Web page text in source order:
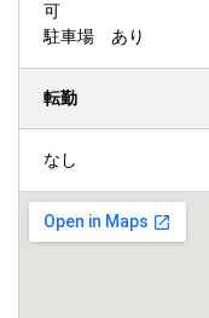
可
駐車場 あり
転勤
なし